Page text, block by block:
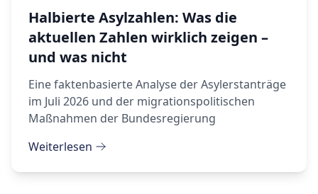
Halbierte Asylzahlen: Was die
aktuellen Zahlen wirklich zeigen –
und was nicht
Eine faktenbasierte Analyse der Asylerstanträge
im Juli 2026 und der migrationspolitischen
Maßnahmen der Bundesregierung
Weiterlesen